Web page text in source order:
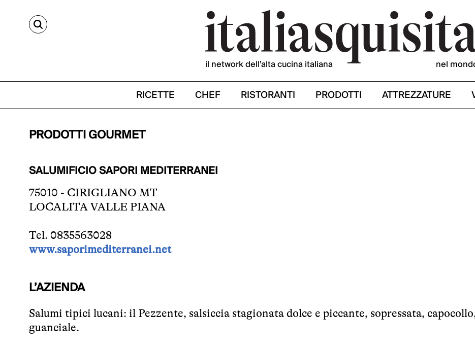
CERCA
il network dell’alta cucina italiana nel
RICETTE CHEF RISTORANTI PRODOTTI ATTREZZATURE
PRODOTTI GOURMET
SALUMIFICIO SAPORI MEDITERRANEI
75010 - CIRIGLIANO MT
LOCALITA VALLE PIANA
Tel. 0835563028
www.saporimediterranei.net
L’AZIENDA
Salumi tipici lucani: il Pezzente, salsiccia stagionata dolce e piccante, sopressata,
guanciale.